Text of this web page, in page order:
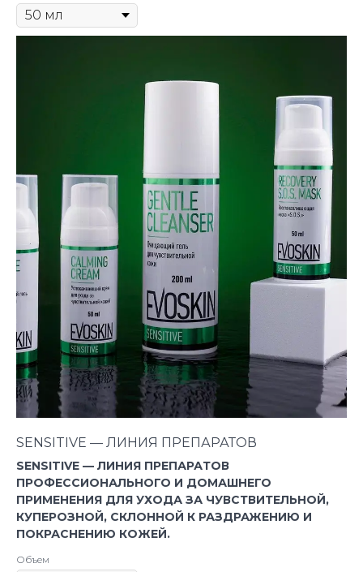
SENSITIVE — ЛИНИЯ ПРЕПАРАТОВ
SENSITIVE — ЛИНИЯ ПРЕПАРАТОВ
ПРОФЕССИОНАЛЬНОГО И ДОМАШНЕГО
ПРИМЕНЕНИЯ ДЛЯ УХОДА ЗА ЧУВСТВИТЕЛЬНОЙ,
КУПЕРОЗНОЙ, СКЛОННОЙ К РАЗДРАЖЕНИЮ И
ПОКРАСНЕНИЮ КОЖЕЙ.
Объем